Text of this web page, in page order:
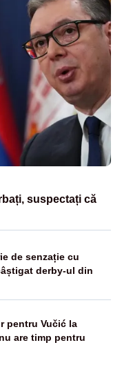
suspectați că
de senzație cu
derby-ul din
pentru Vučić la
are timp pentru